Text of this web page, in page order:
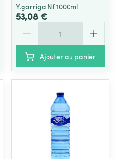
Y.garriga Nf 1000ml
53,08 €
Ajouter au panier